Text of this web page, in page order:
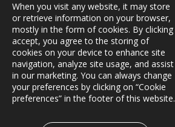
KONTAKT
Vestre Rosten 81,
7075 TILLER, Norway
Tfn. +47-72 90 00 30
post@triona.no
When you visit any website, it may store
or retrieve information on your browser,
mostly in the form of cookies. By clicking
accept, you agree to the storing of
cookies on your device to enhance site
navigation, analyze site usage, and assist
in our marketing. You can always change
your preferences by clicking on “Cookie
preferences” in the footer of this website.